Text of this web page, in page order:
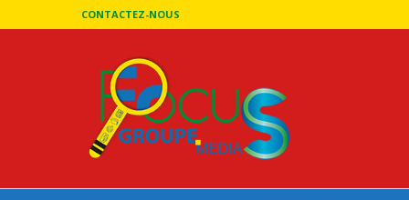
CONTACTEZ-NOUS